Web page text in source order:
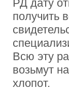
РД дату
получить
Всю эту
возьмут
хлопот.